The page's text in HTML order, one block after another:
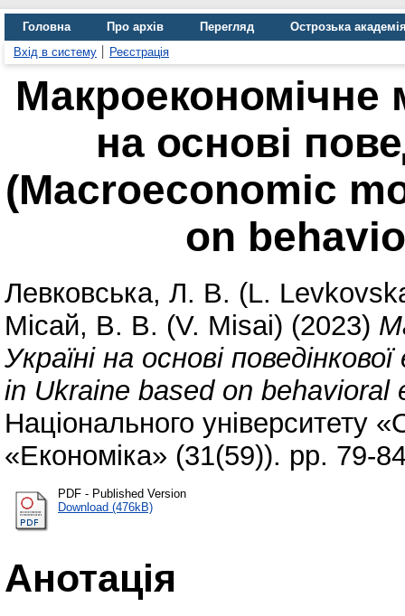
Головна Про архів Перегляд
Острозька
Вхід в систему
Реєстрація
Макроекономічне
на основі
(Macroeconomic
on
Левковська, Л. В. (L.
Місай, В. В. (V. Misai) (2023)
Україні на основі
in Ukraine based on behavioral
Національного університету
«Економіка» (31(59)). pp. 79-
PDF - Published Version
Download (476kB)
Анотація